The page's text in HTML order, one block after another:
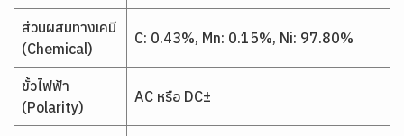
ส่วนผสมทางเคมี
(Chemical)
C: 0.43%, Mn: 0.15%, Ni: 97.80%
ขั้วไฟฟ้า
(Polarity)
AC หรือ DC±